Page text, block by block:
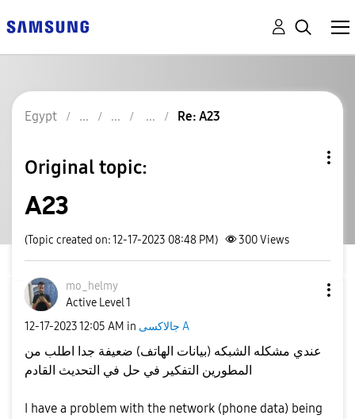
Egypt Re: A23
Original topic:
A23
(Topic created on: 12-17-2023 08:48 PM) 300Views
mo_helmy
Active Level 1
‎12-17-202312:05 AM in جالاكسى A
عندي مشكله الشبكه (بيانات الهاتف) ضعيفة جدا اطلب من
I have a problem with the network (phone data) being